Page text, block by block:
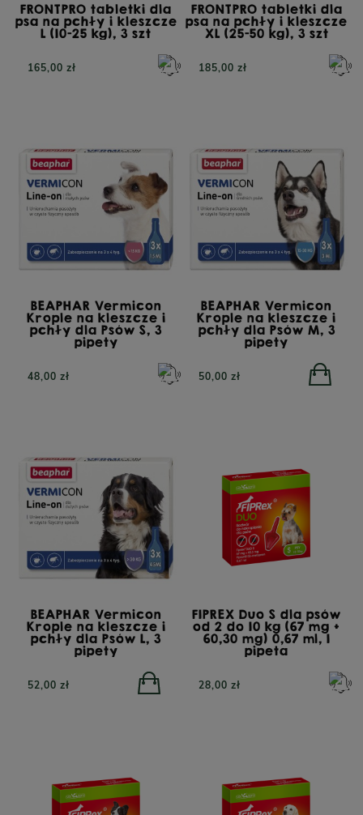
FRONTPRO tabletki dla
psa na pchły i kleszcze
L (10-25 kg), 3 szt
165,00 zł
FRONTPRO tabletki dla
psa na pchły i kleszcze
XL (25-50 kg), 3 szt
185,00 zł
BEAPHAR Vermicon
Krople na kleszcze i
pchły dla Psów S, 3
pipety
48,00 zł
BEAPHAR Vermicon
Krople na kleszcze i
pchły dla Psów M, 3
pipety
50,00 zł
BEAPHAR Vermicon
Krople na kleszcze i
pchły dla Psów L, 3
pipety
52,00 zł
FIPREX Duo S dla psów
od 2 do 10 kg (67 mg +
60,30 mg) 0,67 ml, 1
pipeta
28,00 zł